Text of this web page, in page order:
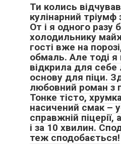
Ти колись
кулінарний тріумф
От і я одного разу
холодильнику
гості вже на
обмаль. Але тоді
відкрила для себе
основу для піци.
любовний роман з
Тонке тісто,
насичений смак –
справжній
і за 10 хвилин.
теж сподобається!